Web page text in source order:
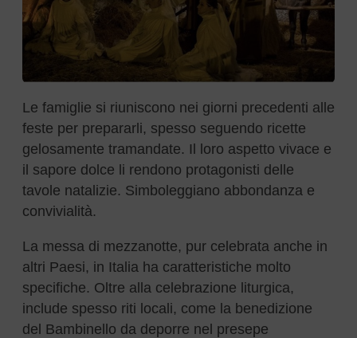
Le famiglie si riuniscono nei giorni precedenti alle
feste per prepararli, spesso seguendo ricette
gelosamente tramandate. Il loro aspetto vivace e
il sapore dolce li rendono protagonisti delle
tavole natalizie. Simboleggiano abbondanza e
convivialità.
La messa di mezzanotte, pur celebrata anche in
altri Paesi, in Italia ha caratteristiche molto
specifiche. Oltre alla celebrazione liturgica,
include spesso riti locali, come la benedizione
del Bambinello da deporre nel presepe